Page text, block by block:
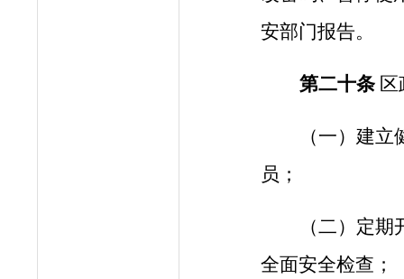
安部门报告。
第二十条
（一）建
员；
（二）定
全面安全检查；